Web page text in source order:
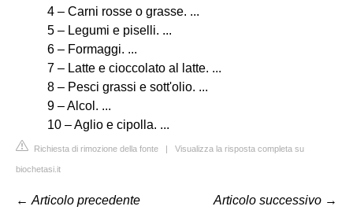
4 – Carni rosse o grasse. ...
5 – Legumi e piselli. ...
6 – Formaggi. ...
7 – Latte e cioccolato al latte. ...
8 – Pesci grassi e sott'olio. ...
9 – Alcol. ...
10 – Aglio e cipolla. ...
Richiesta di rimozione della fonte | Visualizza la risposta completa su
biochetasi.it
← Articolo precedente
Articolo successivo →